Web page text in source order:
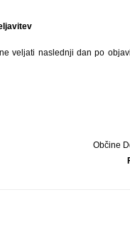
veljati naslednji dan po
Občine